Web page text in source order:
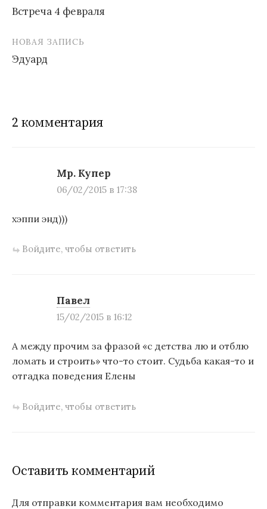
а
в
г
п
з
с
я
м
Встреча 4 февраля
НОВАЯ ЗАПИСЬ
Эдуард
2 комментария
Мр. Купер
06/02/2015 в 17:38
хэппи энд)))
Войдите, чтобы ответить
Павел
15/02/2015 в 16:12
А между прочим за фразой «с детства лю и отблю
ломать и строить» что-то стоит. Судьба какая-то и
отгадка поведения Елены
Войдите, чтобы ответить
Оставить комментарий
Для отправки комментария вам необходимо